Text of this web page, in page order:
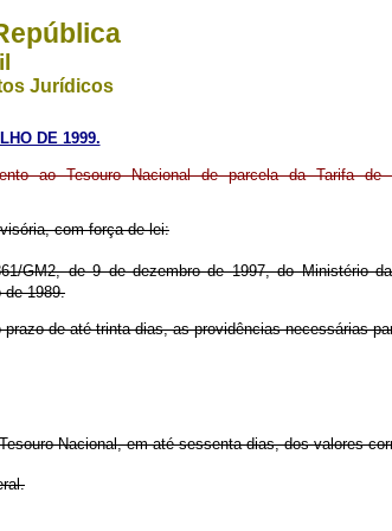
Jurídicos
DE 1999.
ao Tesouro Nacional de parcela da Tarifa de
com força de lei:
GM2, de 9 de dezembro de 1997, do Ministério
de 1989.
de até trinta dias, as providências necessárias
Nacional, em até sessenta dias, dos valores